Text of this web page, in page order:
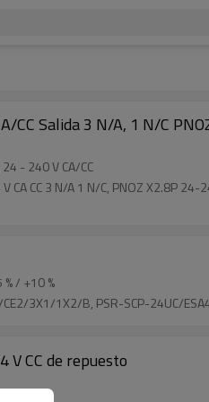
Salida 3 N/A, 1 N/C
- 240 V CA/CC
CC 3 N/A 1 N/C, PNOZ X2.8P
/ +10 %
3X1/1X2/B, PSR-SCP-24UC/
V CC de repuesto